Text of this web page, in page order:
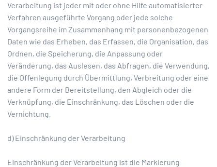
Verarbeitung ist jeder mit oder ohne Hilfe automatisierter
Verfahren ausgeführte Vorgang oder jede solche
Vorgangsreihe im Zusammenhang mit personenbezogenen
Daten wie das Erheben, das Erfassen, die Organisation, das
Ordnen, die Speicherung, die Anpassung oder
Veränderung, das Auslesen, das Abfragen, die Verwendung,
die Offenlegung durch Übermittlung, Verbreitung oder eine
andere Form der Bereitstellung, den Abgleich oder die
Verknüpfung, die Einschränkung, das Löschen oder die
Vernichtung.
d) Einschränkung der Verarbeitung
Einschränkung der Verarbeitung ist die Markierung